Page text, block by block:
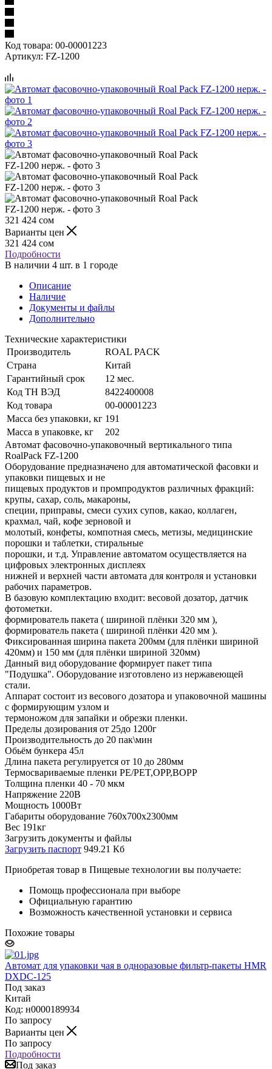
Код товара: 00-00001223
Артикул: FZ-1200
321 424 сом
Варианты цен
321 424 сом
Подробности
В наличии 4 шт. в 1 городе
Описание
Наличие
Документы и файлы
Дополнительно
Технические характеристики
Производитель
ROAL PACK
Страна
Китай
Гарантийный срок
12 мес.
Код ТН ВЭД
8422400008
Код товара
00-00001223
Масса без упаковки, кг 191
Масса в упаковке, кг
202
Автомат фасовочно-упаковочный вертикального типа
RoalPack FZ-1200
Оборудование предназначено для автоматической фасовки и
упаковки пищевых и не
пищевых продуктов и промпродуктов различных фракций:
крупы, сахар, соль, макароны,
специи, приправы, смеси сухих супов, какао, коллаген,
крахмал, чай, кофе зерновой и
молотый, конфеты, компотная смесь, метизы, медицинские
порошки и таблетки, стиральные
порошки, и т.д. Управление автоматом осуществляется на
цифровых электронных дисплеях
нижней и верхней части автомата для контроля и установки
рабочих параметров.
В базовую комплектацию входит: весовой дозатор, датчик
фотометки.
формирователь пакета ( шириной плёнки 320 мм ),
формирователь пакета ( шириной плёнки 420 мм ).
Фиксированная ширина пакета 200мм (для плёнки шириной
420мм) и 150 мм (для плёнки шириной 320мм)
Данный вид оборудование формирует пакет типа
"Подушка". Оборудование изготовлено из нержавеющей
стали.
Аппарат состоит из весового дозатора и упаковочной машины
с формирующим узлом и
термоножом для запайки и обрезки пленки.
Пределы дозирования от 25до 1200г
Производительность до 20 пак\мин
Обьём бункера 45л
Длина пакета регулируется от 10 до 280мм
Термосвариваемые пленки PE/PET,ОРР,ВОРР
Толщина пленки 40 - 70 мкм
Напряжение 220В
Мощность 1000Вт
Габариты оборудование 760х700х2300мм
Вес 191кг
Загрузить документы и файлы
Загрузить паспорт 949.21 Кб
Приобретая товар в Пищевые технологии вы получаете:
Помощь профессионала при выборе
Официальную гарантию
Возможность качественной установки и сервиса
Похожие товары
Автомат для упаковки чая в одноразовые фильтр-пакеты HMR
DXDC-125
Под заказ
Китай
Код: н0000189934
По запросу
Варианты цен
По запросу
Подробности
Под заказ